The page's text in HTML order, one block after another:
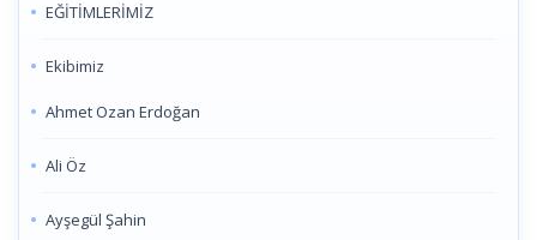
EĞİTİMLERİMİZ
Ekibimiz
Ahmet Ozan Erdoğan
Ali Öz
Ayşegül Şahin